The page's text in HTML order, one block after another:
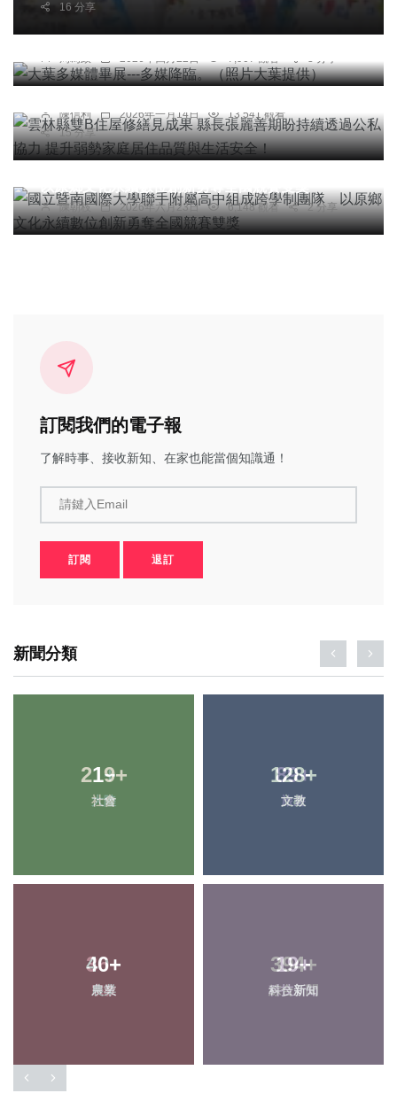
16 分享
社會
大葉多媒體畢展---多媒降臨。（照片大葉提供）
周為政 2026年四月22日 7,907 觀看 3 分享
雲林縣雙B住屋修繕見成果 縣長張麗善期盼持續透
陳信利 2026年一月14日
13,541 觀看
15 分享
文教
國立暨南國際大學聯手附屬高中組成跨學制團隊
陳朝枝 2026年六月23日 6,148 觀看 2 分享
訂閱我們的電子報
了解時事、接收新知、在家也能當個知識通！
請鍵入Email
訂閱 退訂
新聞分類
219+
社會
128+
文教
40+
農業
19+
科技新知
1+
大陸
89+
旅遊
36+
宗教
394+
綜合新聞